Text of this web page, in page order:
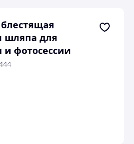
шляпа для
фотосессии